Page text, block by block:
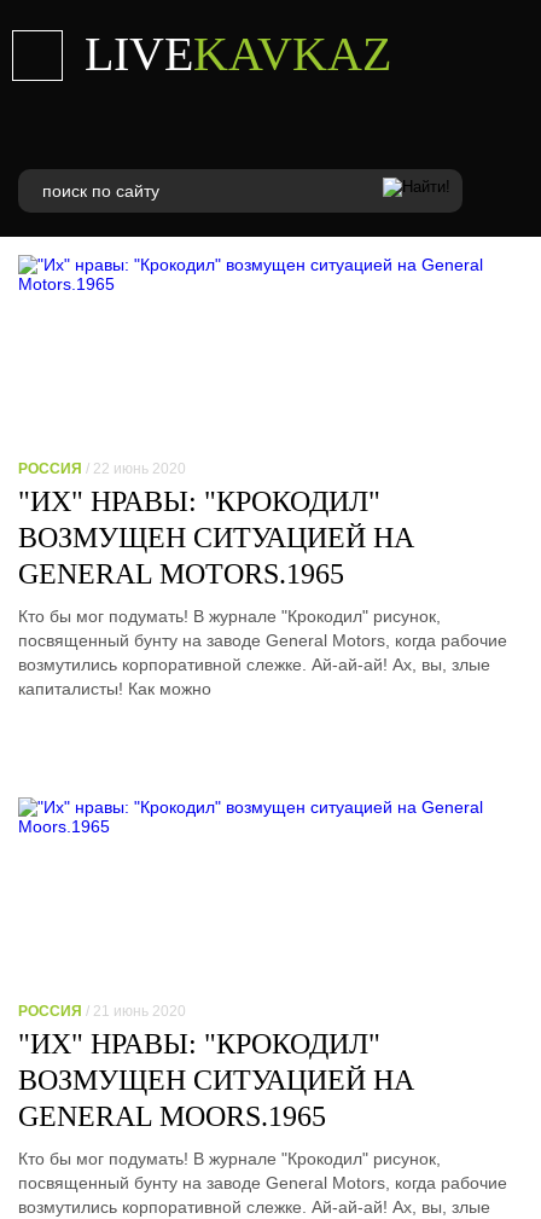
LIVEKAVKAZ
РОССИЯ / 22 июнь 2020
"ИХ" НРАВЫ: "КРОКОДИЛ"
ВОЗМУЩЕН СИТУАЦИЕЙ НА
GENERAL MOTORS.1965
Кто бы мог подумать! В журнале "Крокодил" рисунок,
посвященный бунту на заводе General Motors, когда рабочие
возмутились корпоративной слежке. Ай-ай-ай! Ах, вы, злые
капиталисты! Как можно
РОССИЯ / 21 июнь 2020
"ИХ" НРАВЫ: "КРОКОДИЛ"
ВОЗМУЩЕН СИТУАЦИЕЙ НА
GENERAL MOORS.1965
Кто бы мог подумать! В журнале "Крокодил" рисунок,
посвященный бунту на заводе General Motors, когда рабочие
возмутились корпоративной слежке. Ай-ай-ай! Ах, вы, злые